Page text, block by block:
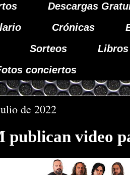
Descargas
Crónicas
Sorteos Libros
conciertos
de 2022
publican video